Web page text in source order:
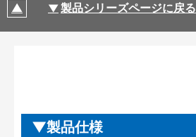
製品シリーズページに戻る
製品仕様